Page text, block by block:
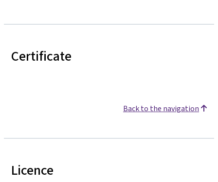
Certificate
Back to the navigation
Licence